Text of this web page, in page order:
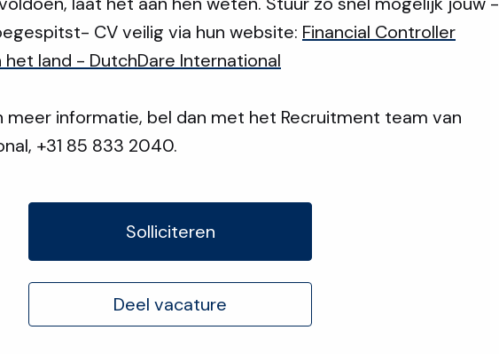
CV veilig via hun website: Financial Controller
land - DutchDare International
meer informatie, bel dan met het Recruitment team van
+31 85 833 2040.
Solliciteren
Deel vacature